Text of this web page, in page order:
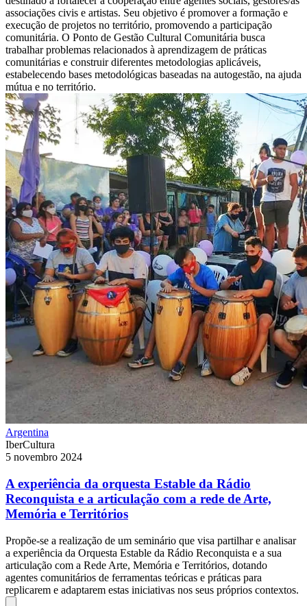
associações civis e artistas. Seu objetivo é promover a formação e
execução de projetos no território, promovendo a participação
comunitária. O Ponto de Gestão Cultural Comunitária busca
trabalhar problemas relacionados à aprendizagem de práticas
comunitárias e construir diferentes metodologias aplicáveis,
estabelecendo bases metodológicas baseadas na autogestão, na ajuda
mútua e no território.
Argentina
IberCultura
5 novembro 2024
A experiência da orquesta Estable da Rádio
Reconquista e a articulação com a rede de Arte,
Memória e Territórios
Propõe-se a realização de um seminário que visa partilhar e analisar
a experiência da Orquesta Estable da Rádio Reconquista e a sua
articulação com a Rede Arte, Memória e Territórios, dotando
agentes comunitários de ferramentas teóricas e práticas para
replicarem e adaptarem estas iniciativas nos seus próprios contextos.